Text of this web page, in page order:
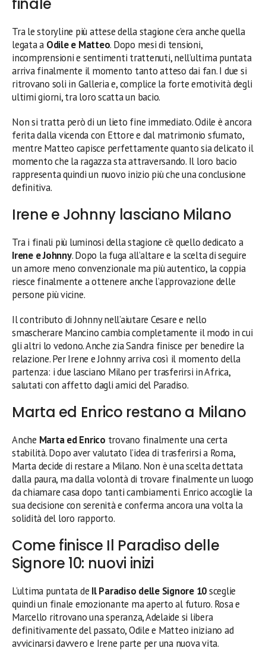
Tra le storyline più attese della stagione c’era anche quella
legata a Odile e Matteo. Dopo mesi di tensioni,
incomprensioni e sentimenti trattenuti, nell’ultima puntata
arriva finalmente il momento tanto atteso dai fan. I due si
ritrovano soli in Galleria e, complice la forte emotività degli
ultimi giorni, tra loro scatta un bacio.
Non si tratta però di un lieto fine immediato. Odile è ancora
ferita dalla vicenda con Ettore e dal matrimonio sfumato,
mentre Matteo capisce perfettamente quanto sia delicato il
momento che la ragazza sta attraversando. Il loro bacio
rappresenta quindi un nuovo inizio più che una conclusione
definitiva.
Irene e Johnny lasciano Milano
Tra i finali più luminosi della stagione c’è quello dedicato a
Irene e Johnny. Dopo la fuga all’altare e la scelta di seguire
un amore meno convenzionale ma più autentico, la coppia
riesce finalmente a ottenere anche l’approvazione delle
persone più vicine.
Il contributo di Johnny nell’aiutare Cesare e nello
smascherare Mancino cambia completamente il modo in cui
gli altri lo vedono. Anche zia Sandra finisce per benedire la
relazione. Per Irene e Johnny arriva così il momento della
partenza: i due lasciano Milano per trasferirsi in Africa,
salutati con affetto dagli amici del Paradiso.
Marta ed Enrico restano a Milano
Anche Marta ed Enrico trovano finalmente una certa
stabilità. Dopo aver valutato l’idea di trasferirsi a Roma,
Marta decide di restare a Milano. Non è una scelta dettata
dalla paura, ma dalla volontà di trovare finalmente un luogo
da chiamare casa dopo tanti cambiamenti. Enrico accoglie la
sua decisione con serenità e conferma ancora una volta la
solidità del loro rapporto.
Come finisce Il Paradiso delle
Signore 10: nuovi inizi
L’ultima puntata de Il Paradiso delle Signore 10sceglie
quindi un finale emozionante ma aperto al futuro. Rosa e
Marcello ritrovano una speranza, Adelaide si libera
definitivamente del passato, Odile e Matteo iniziano ad
avvicinarsi davvero e Irene parte per una nuova vita.